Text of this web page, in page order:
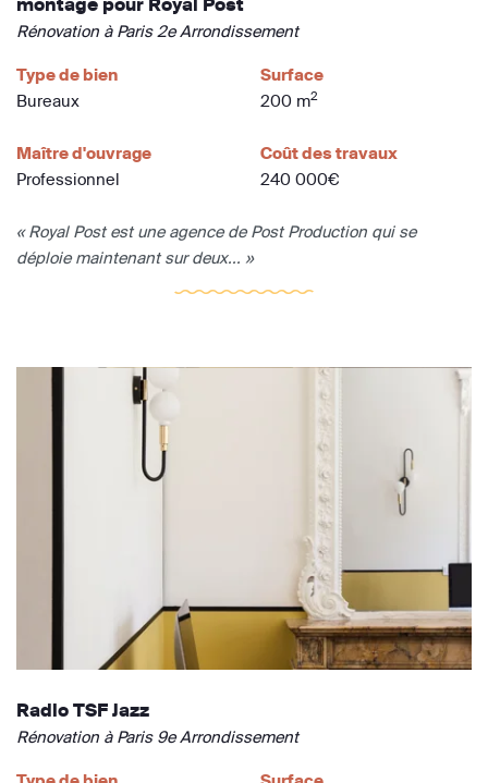
Rénovation à Paris 2e Arrondissement
Type de bien
Bureaux
Surface
200 m2
Maître d'ouvrage
Professionnel
Coût des travaux
240 000€
« Royal Post est une agence de Post Production qui se
déploie maintenant sur deux... »
Radio TSF Jazz
Rénovation à Paris 9e Arrondissement